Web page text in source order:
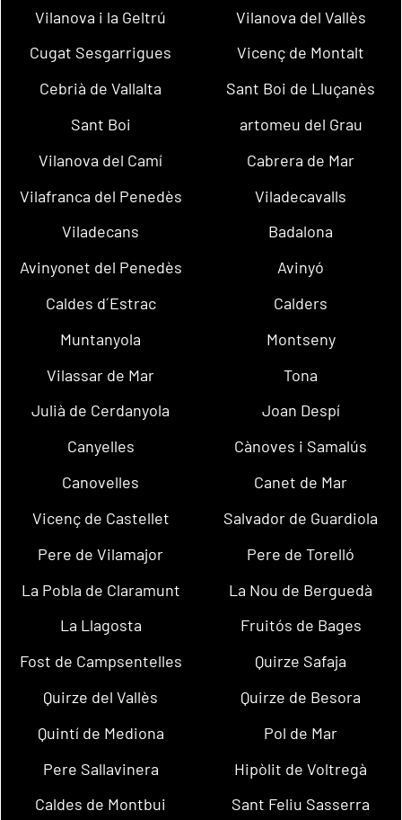
Vilanova i la Geltrú
Vilanova del Vallès
Cugat Sesgarrigues
Vicenç de Montalt
Cebrià de Vallalta
Sant Boi de Lluçanès
Sant Boi
artomeu del Grau
Vilanova del Camí
Cabrera de Mar
Vilafranca del Penedès
Viladecavalls
Viladecans
Badalona
Avinyonet del Penedès
Avinyó
Caldes d´Estrac
Calders
Muntanyola
Montseny
Vilassar de Mar
Tona
Julià de Cerdanyola
Joan Despí
Canyelles
Cànoves i Samalús
Canovelles
Canet de Mar
Vicenç de Castellet
Salvador de Guardiola
Pere de Vilamajor
Pere de Torelló
La Pobla de Claramunt
La Nou de Berguedà
La Llagosta
Fruitós de Bages
Fost de Campsentelles
Quirze Safaja
Quirze del Vallès
Quirze de Besora
Quintí de Mediona
Pol de Mar
Pere Sallavinera
Hipòlit de Voltregà
Caldes de Montbui
Sant Feliu Sasserra